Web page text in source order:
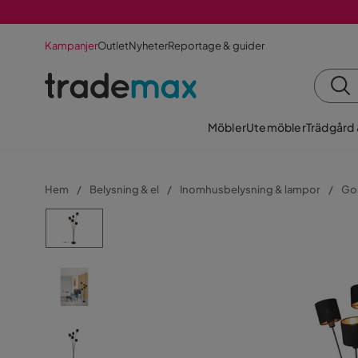
KampanjerOutletNyheterReportage & guider
MöblerUtemöblerTrädgård
Hem Belysning & el Inomhusbelysning & lampor